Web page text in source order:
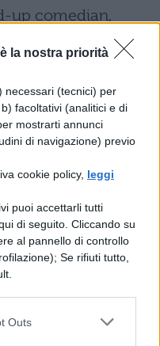
la nostra priorità
necessari (tecnici) per
facoltativi (analitici e di
mostrarti annunci
di navigazione) previo
cookie policy, leggi
puoi accettarli tutti
di seguito. Cliccando su
al pannello di controllo
Se rifiuti tutto,
Outs
up comedian,
inseguire il suo
Il libro delle
Michel Faber
la serie tv
che viene spedito
una colonia su
che scopre su
non mette solo a
ma anche la